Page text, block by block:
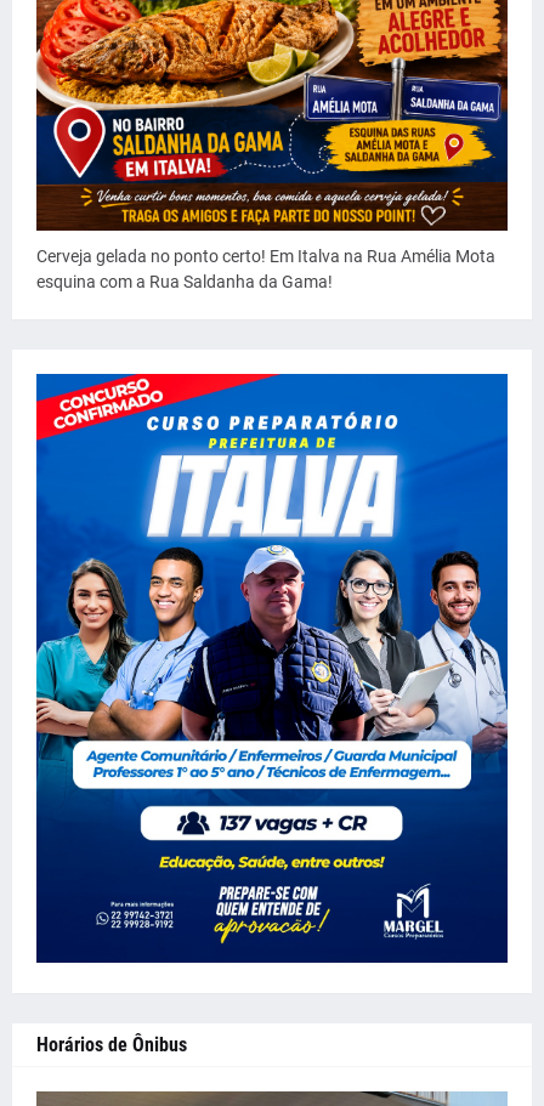
Cerveja gelada no ponto certo! Em Italva na Rua Amélia Mota
esquina com a Rua Saldanha da Gama!
Horários de Ônibus